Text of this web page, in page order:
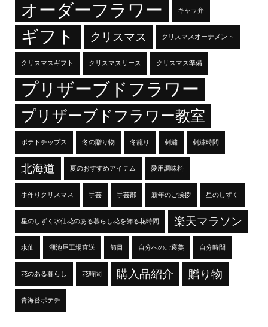
オーダーフラワー キャラ弁
ギフト クリスマス クリスマスオーナメント
クリスマスギフト クリスマスリース クリスマス準備
プリザーブドフラワー
プリザーブドフラワー教室
ポテトチップス 冬の贈り物 冬籠り 刺繍 刺繍時間
北海道 夏のおすすめアイテム 愛用調味料
手作りクリスマス 手芸 手芸部 新年のご挨拶 星のしずく
星のしずく水仙花のある暮らし花を飾る花時間 楽天マラソン
水仙 湖池屋工場直送 節目 自分へのご褒美 自分時間
花のある暮らし 花時間 購入品紹介 贈り物
青海苔ポテチ